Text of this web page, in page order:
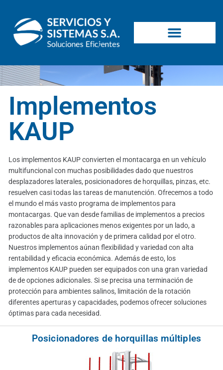
Implementos
KAUP
Los implementos KAUP convierten el montacarga en un vehículo
multifuncional con muchas posibilidades dado que nuestros
desplazadores laterales, posicionadores de horquillas, pinzas, etc.
resuelven casi todas las tareas de manutención. Ofrecemos a todo
el mundo el más vasto programa de implementos para
montacargas. Que van desde familias de implementos a precios
razonables para aplicaciones menos exigentes por un lado, a
productos de alta innovación y de primera calidad por el otro.
Nuestros implementos aúnan flexibilidad y variedad con alta
rentabilidad y eficacia económica. Además de esto, los
implementos KAUP pueden ser equipados con una gran variedad
de de opciones adicionales. Si se precisa una terminación de
protección para ambientes salinos, limitación de la rotación
diferentes aperturas y capacidades, podemos ofrecer soluciones
óptimas para cada necesidad.
Posicionadores de horquillas múltiples